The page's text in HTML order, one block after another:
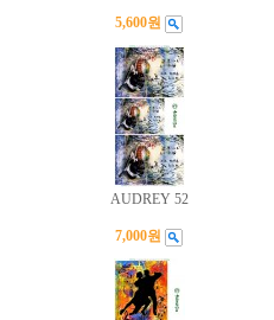
5,600원
AUDREY 52
7,000원